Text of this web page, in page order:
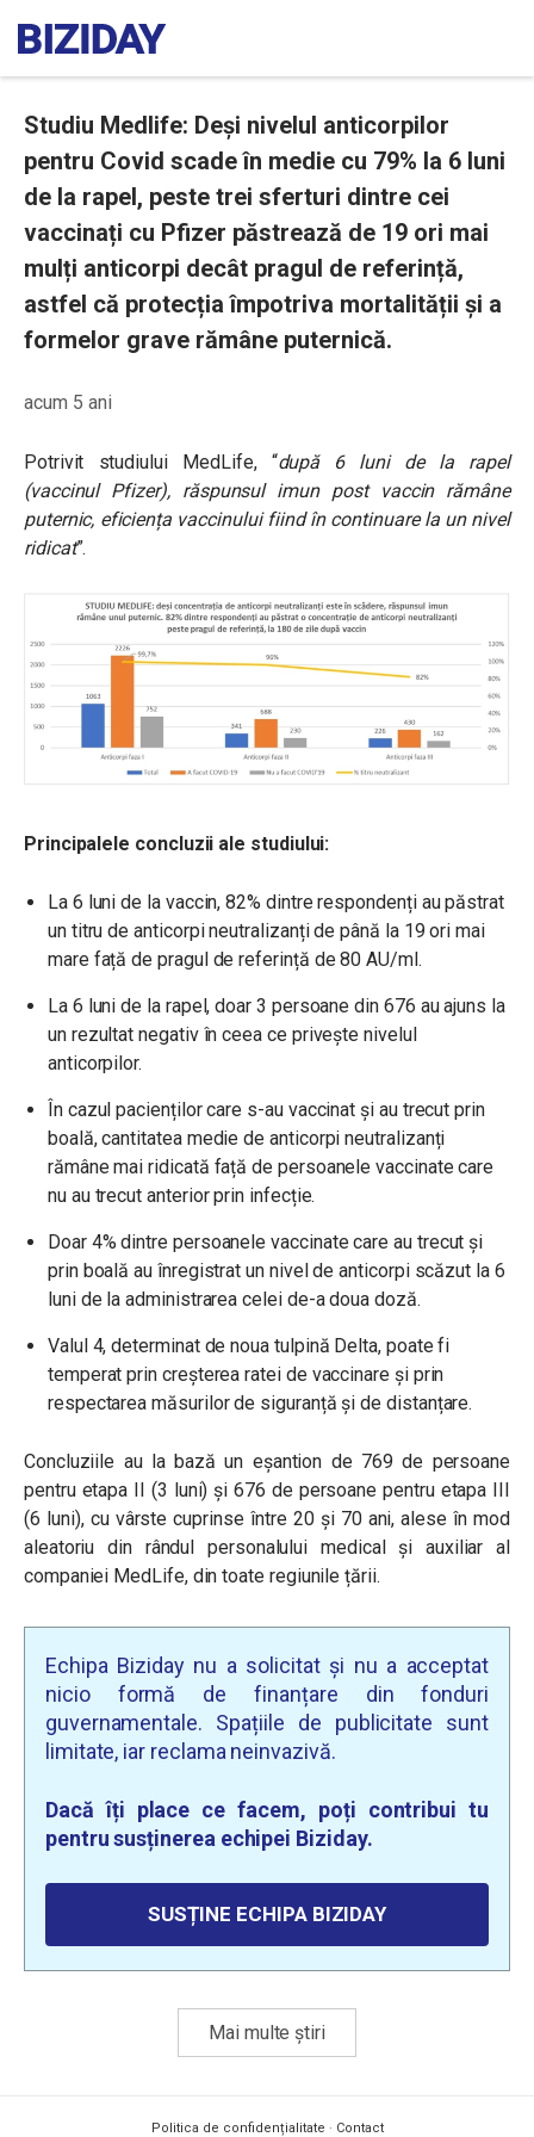
Studiu Medlife: Deși nivelul anticorpilor
pentru Covid scade în medie cu 79% la 6 luni
de la rapel, peste trei sferturi dintre cei
vaccinați cu Pfizer păstrează de 19 ori mai
mulți anticorpi decât pragul de referință,
astfel că protecția împotriva mortalității și a
formelor grave rămâne puternică.
acum 5 ani
Potrivit studiului MedLife, “după 6 luni de la rapel
(vaccinul Pfizer), răspunsul imun post vaccin rămâne
puternic, eficiența vaccinului fiind în continuare la un nivel
ridicat”.
Principalele concluzii ale studiului:
La 6 luni de la vaccin, 82% dintre respondenți au păstrat
un titru de anticorpi neutralizanți de până la 19 ori mai
mare față de pragul de referință de 80 AU/ml.
La 6 luni de la rapel, doar 3 persoane din 676 au ajuns la
un rezultat negativ în ceea ce privește nivelul
anticorpilor.
În cazul pacienților care s-au vaccinat și au trecut prin
boală, cantitatea medie de anticorpi neutralizanți
rămâne mai ridicată față de persoanele vaccinate care
nu au trecut anterior prin infecție.
Doar 4% dintre persoanele vaccinate care au trecut și
prin boală au înregistrat un nivel de anticorpi scăzut la 6
luni de la administrarea celei de-a doua doză.
Valul 4, determinat de noua tulpină Delta, poate fi
temperat prin creșterea ratei de vaccinare și prin
respectarea măsurilor de siguranță și de distanțare.
Concluziile au la bază un eșantion de 769 de persoane
pentru etapa II (3 luni) și 676 de persoane pentru etapa III
(6 luni), cu vârste cuprinse între 20 și 70 ani, alese în mod
aleatoriu din rândul personalului medical și auxiliar al
companiei MedLife, din toate regiunile țării.
Echipa Biziday nu a solicitat și nu a acceptat
nicio formă de finanțare din fonduri
guvernamentale. Spațiile de publicitate sunt
limitate, iar reclama neinvazivă.
Dacă îți place ce facem, poți contribui tu
pentru susținerea echipei Biziday.
SUSȚINE ECHIPA BIZIDAY
Mai multe știri
Politica de confidențialitate · Contact